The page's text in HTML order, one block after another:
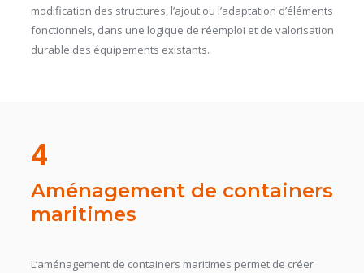
modification des structures, l’ajout ou l’adaptation d’éléments
fonctionnels, dans une logique de réemploi et de valorisation
durable des équipements existants.
4
Aménagement de containers
maritimes
L’aménagement de containers maritimes permet de créer